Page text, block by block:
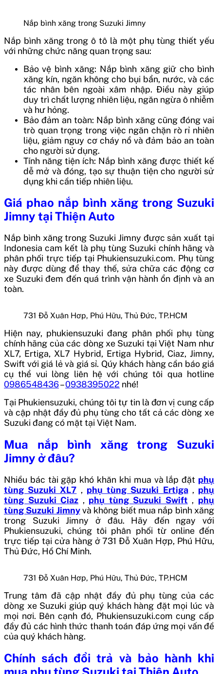
Nắp bình xăng trong Suzuki Jimny
Nắp bình xăng trong ô tô là một phụ tùng thiết yếu
với những chức năng quan trọng sau:
Bảo vệ bình xăng: Nắp bình xăng giữ cho bình
xăng kín, ngăn không cho bụi bẩn, nước, và các
tác nhân bên ngoài xâm nhập. Điều này giúp
duy trì chất lượng nhiên liệu, ngăn ngừa ô nhiễm
và hư hỏng.
Bảo đảm an toàn: Nắp bình xăng cũng đóng vai
trò quan trọng trong việc ngăn chặn rò rỉ nhiên
liệu, giảm nguy cơ cháy nổ và đảm bảo an toàn
cho người sử dụng.
Tính năng tiện ích: Nắp bình xăng được thiết kế
dễ mở và đóng, tạo sự thuận tiện cho người sử
dụng khi cần tiếp nhiên liệu.
Giá phao nắp bình xăng trong Suzuki
Jimny tại Thiện Auto
Nắp bình xăng trong Suzuki Jimny được sản xuất tại
Indonesia cam kết là phụ tùng Suzuki chính hãng và
phân phối trực tiếp tại Phukiensuzuki.com. Phụ tùng
này được dùng để thay thế, sửa chữa các động cơ
xe Suzuki đem đến quá trình vận hành ổn định và an
toàn.
731 Đỗ Xuân Hơp, Phú Hữu, Thủ Đức, TP.HCM
Hiện nay, phukiensuzuki đang phân phối phụ tùng
chính hãng của các dòng xe Suzuki tại Việt Nam như
XL7, Ertiga, XL7 Hybrid, Ertiga Hybrid, Ciaz, Jimny,
Swift với giá lẻ và giá sỉ. Qúy khách hàng cần báo giá
cụ thể vui lòng liên hệ với chúng tôi qua hotline
0986548436–0938395022 nhé!
Tại Phukiensuzuki, chúng tôi tự tin là đơn vị cung cấp
và cập nhật đầy đủ phụ tùng cho tất cả các dòng xe
Suzuki đang có mặt tại Việt Nam.
Mua nắp bình xăng trong Suzuki
Jimny ở đâu?
Nhiều bác tài gặp khó khăn khi mua và lắp đặt phụ
tùng Suzuki XL7 , phụ tùng Suzuki Ertiga, phụ
tùng Suzuki Ciaz , phụ tùng Suzuki Swift , phụ
tùng Suzuki Jimnyvà không biết mua nắp bình xăng
trong Suzuki Jimny ở đâu. Hãy đến ngay với
Phukiensuzuki, chúng tôi phân phối từ online đến
trực tiếp tại cửa hàng ở 731 Đỗ Xuân Hợp, Phú Hữu,
Thủ Đức, Hồ Chí Minh.
731 Đỗ Xuân Hơp, Phú Hữu, Thủ Đức, TP.HCM
Trung tâm đã cập nhật đầy đủ phụ tùng của các
dòng xe Suzuki giúp quý khách hàng đặt mọi lúc và
mọi nơi. Bên cạnh đó, Phukiensuzuki.com cung cấp
đầy đủ các hình thức thanh toán đáp ứng mọi vấn đề
của quý khách hàng.
Chính sách đổi trả và bảo hành khi